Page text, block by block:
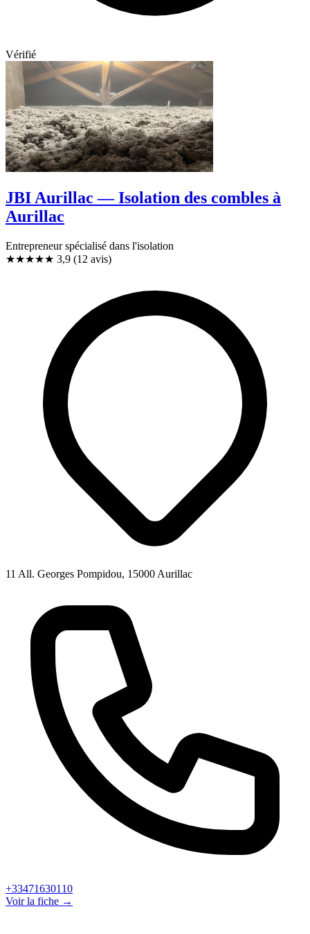
Vérifié
JBI Aurillac — Isolation des combles à
Aurillac
Entrepreneur spécialisé dans l'isolation
★★★★★ 3,9 (12 avis)
11 All. Georges Pompidou, 15000 Aurillac
+33471630110
Voir la fiche →